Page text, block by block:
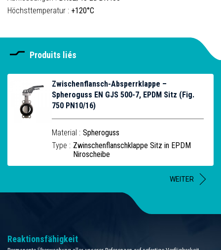
Höchsttemperatur : +120°C
Produits liés
Zwischenflansch-Absperrklappe –
Spheroguss EN GJS 500-7, EPDM Sitz (Fig.
750 PN10/16)
Material : Spheroguss
Type : Zwinschenflanschklappe Sitz in EPDM
Niroscheibe
WEITER
Reaktionsfähigkeit